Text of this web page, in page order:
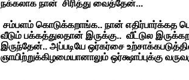
நக்கலாக நான் சிரித்து வைத்தேன்...
சம்பளம் கொடுக்கறாங்க.. நான் எதிர்பார்க்கத
வீடும் பக்கத்துலதான் இருக்கு.. வீட்டுல
இருந்தேன்.. அப்படியே ஒர்கர்சை
ஞாயிற்றுக்கிழமையானாலும் ஒர்க்ஷாப்புக்கு